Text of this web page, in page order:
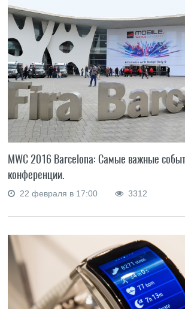
MWC 2016 Barcelona: Самые важные
конференции.
22 февраля в 17:00 3312